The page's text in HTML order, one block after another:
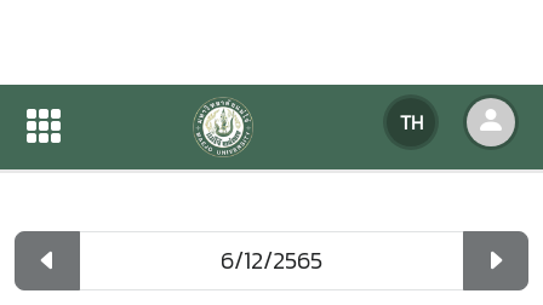
TH
ปฏิทินกิจกรรมของหน่วยงาน
ปฏิทินกิจกรรมของหน่วยงาน